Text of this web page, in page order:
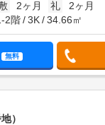
2ヶ月 礼
2ヶ月
2階
3K 34.66㎡
無料
）